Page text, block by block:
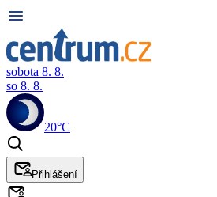
sobota 8. 8.
so 8. 8.
20°C
Přihlášení